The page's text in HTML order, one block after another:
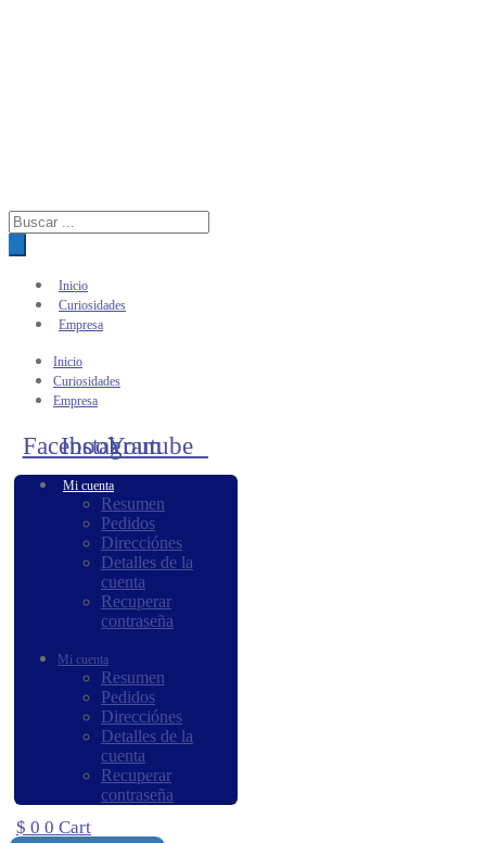
Búsqueda
de
productos
Inicio
Curiosidades
Empresa
Inicio
Curiosidades
Empresa
Facebook
Instagram
Youtube
Mi cuenta
Resumen
Pedidos
Direcciónes
Detalles de la
cuenta
Recuperar
contraseña
Mi cuenta
Resumen
Pedidos
Direcciónes
Detalles de la
cuenta
Recuperar
contraseña
$ 0 0 Cart